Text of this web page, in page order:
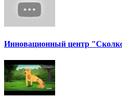
Инновационный центр